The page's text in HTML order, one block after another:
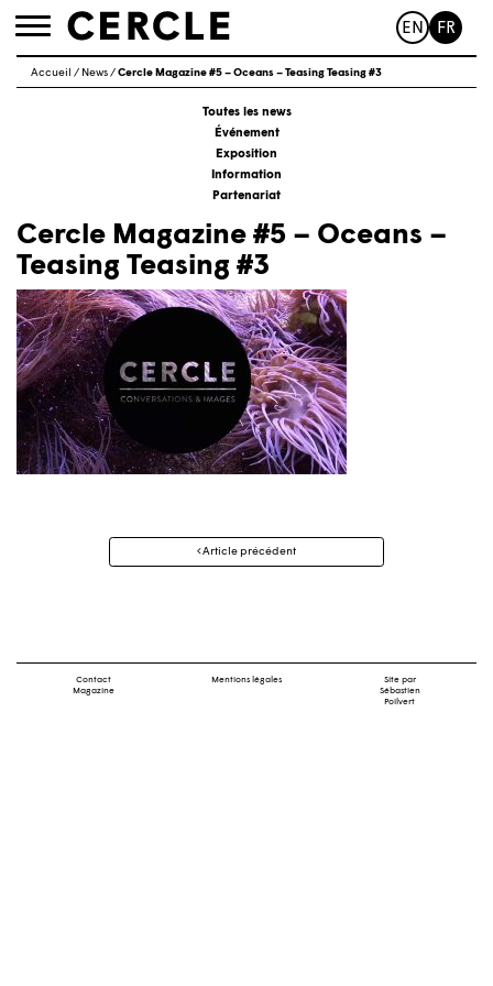
Toggle
EN FR
Accueil / News/Cercle Magazine #5 – Oceans – Teasing Teasing #3
Toutes les news
Événement
Exposition
Information
Partenariat
Cercle Magazine #5 – Oceans –
Teasing Teasing #3
Navigation
Article précédent
Contact
Magazine
Mentions légales
Site par
Sébastien
Poilvert